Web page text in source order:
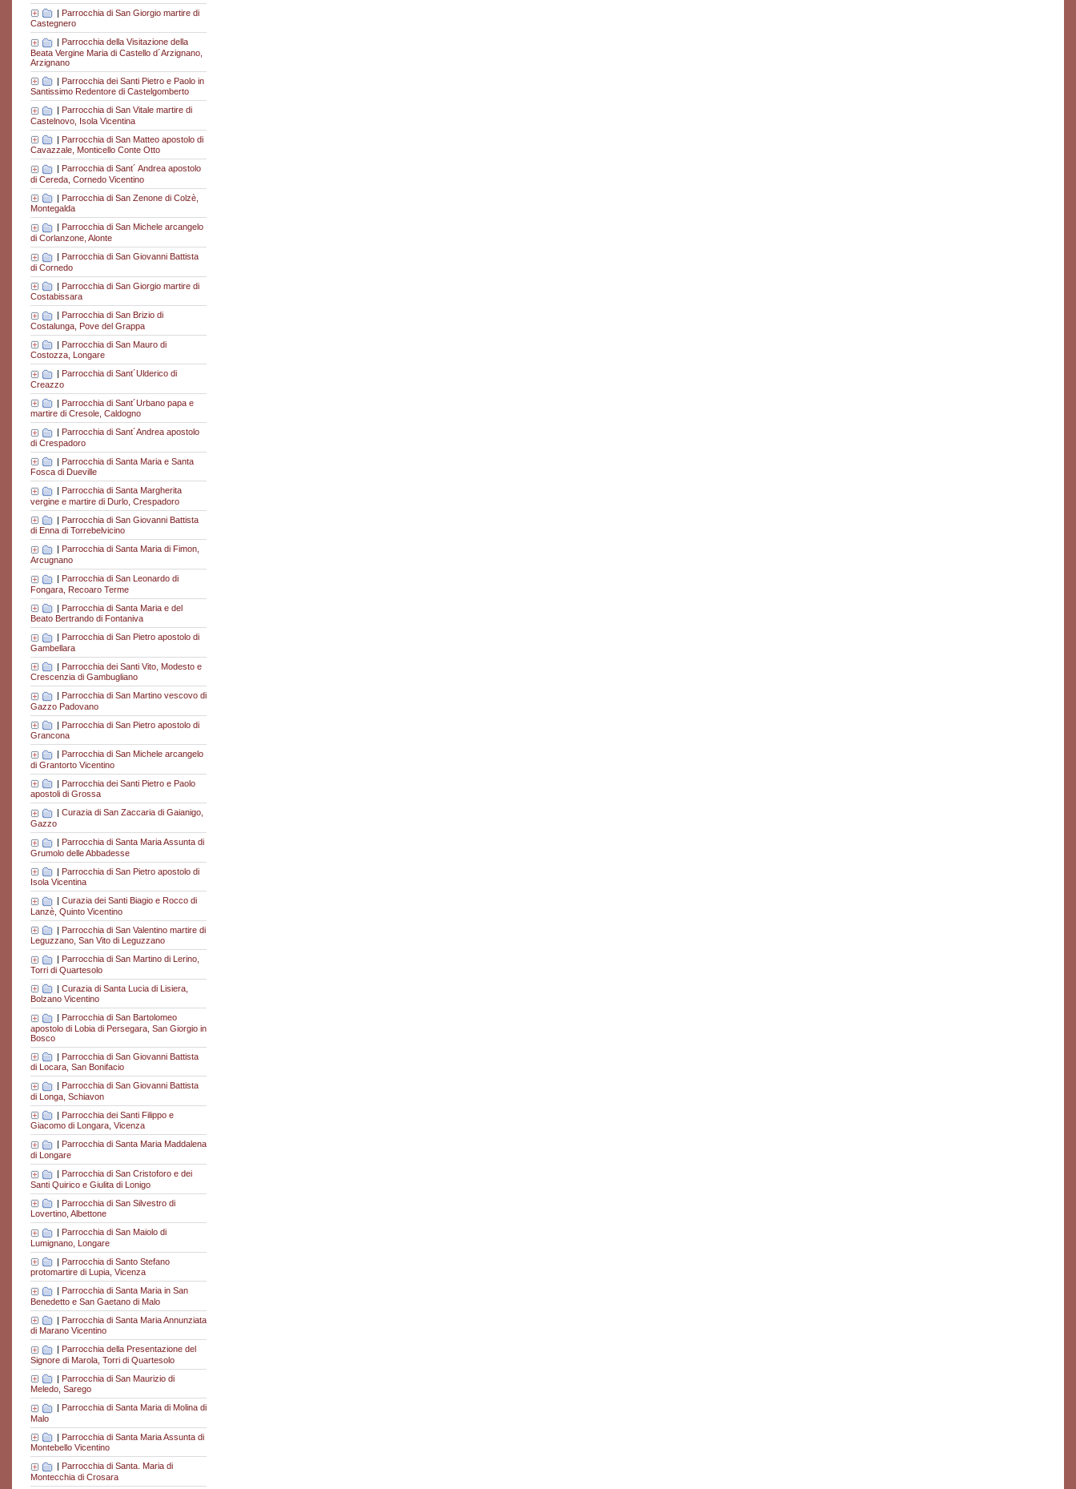
| Parrocchia di San Giorgio martire di
Castegnero
| Parrocchia della Visitazione della
Beata Vergine Maria di Castello d´Arzignano,
Arzignano
| Parrocchia dei Santi Pietro e Paolo in
Santissimo Redentore di Castelgomberto
Parrocchia di San Vitale martire di
Castelnovo, Isola Vicentina
| Parrocchia di San Matteo apostolo di
Cavazzale, Monticello Conte Otto
Parrocchia di Sant´ Andrea apostolo
di Cereda, Cornedo Vicentino
| Parrocchia di San Zenone di Colzè,
Montegalda
Parrocchia di San Michele arcangelo
di Corlanzone, Alonte
| Parrocchia di San Giovanni Battista
di Cornedo
| Parrocchia di San Giorgio martire di
Costabissara
| Parrocchia di San Brizio di
Costalunga, Pove del Grappa
| Parrocchia di San Mauro di
Costozza, Longare
Parrocchia di Sant´Ulderico di
Creazzo
| Parrocchia di Sant´Urbano papa e
martire di Cresole, Caldogno
Parrocchia di Sant´Andrea apostolo
di Crespadoro
| Parrocchia di Santa Maria e Santa
Fosca di Dueville
Parrocchia di Santa Margherita
vergine e martire di Durlo, Crespadoro
| Parrocchia di San Giovanni Battista
di Enna di Torrebelvicino
Parrocchia di Santa Maria di Fimon,
Arcugnano
| Parrocchia di San Leonardo di
Fongara, Recoaro Terme
| Parrocchia di Santa Maria e del
Beato Bertrando di Fontaniva
| Parrocchia di San Pietro apostolo di
Gambellara
| Parrocchia dei Santi Vito, Modesto e
Crescenzia di Gambugliano
Parrocchia di San Martino vescovo di
Gazzo Padovano
| Parrocchia di San Pietro apostolo di
Grancona
Parrocchia di San Michele arcangelo
di Grantorto Vicentino
| Parrocchia dei Santi Pietro e Paolo
apostoli di Grossa
Curazia di San Zaccaria di Gaianigo,
Gazzo
| Parrocchia di Santa Maria Assunta di
Grumolo delle Abbadesse
| Parrocchia di San Pietro apostolo di
Isola Vicentina
| Curazia dei Santi Biagio e Rocco di
Lanzè, Quinto Vicentino
| Parrocchia di San Valentino martire di
Leguzzano, San Vito di Leguzzano
| Parrocchia di San Martino di Lerino,
Torri di Quartesolo
| Curazia di Santa Lucia di Lisiera,
Bolzano Vicentino
Parrocchia di San Bartolomeo
apostolo di Lobia di Persegara, San Giorgio in
Bosco
| Parrocchia di San Giovanni Battista
di Locara, San Bonifacio
Parrocchia di San Giovanni Battista
di Longa, Schiavon
| Parrocchia dei Santi Filippo e
Giacomo di Longara, Vicenza
Parrocchia di Santa Maria Maddalena
di Longare
| Parrocchia di San Cristoforo e dei
Santi Quirico e Giulita di Lonigo
| Parrocchia di San Silvestro di
Lovertino, Albettone
| Parrocchia di San Maiolo di
Lumignano, Longare
| Parrocchia di Santo Stefano
protomartire di Lupia, Vicenza
| Parrocchia di Santa Maria in San
Benedetto e San Gaetano di Malo
| Parrocchia di Santa Maria Annunziata
di Marano Vicentino
Parrocchia della Presentazione del
Signore di Marola, Torri di Quartesolo
| Parrocchia di San Maurizio di
Meledo, Sarego
Parrocchia di Santa Maria di Molina di
Malo
| Parrocchia di Santa Maria Assunta di
Montebello Vicentino
Parrocchia di Santa. Maria di
Montecchia di Crosara